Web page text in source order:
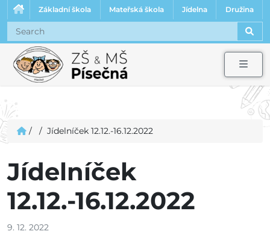
Základní škola Mateřská škola Jídelna Družina
/ / Jídelníček 12.12.-16.12.2022
Jídelníček
12.12.-16.12.2022
9. 12. 2022